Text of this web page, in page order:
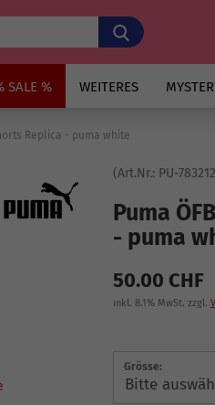
SALE % WEITERES
Replica - puma white
(Art.Nr.: PU-
Puma
- puma
50.00 CHF
inkl. 8.1% MwSt. zzgl.
Grösse: